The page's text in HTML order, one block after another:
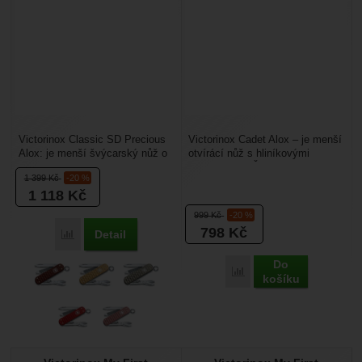
1 399Kč -20 %
1 118 Kč
Přidat 'Victorinox Classic SD Precious Alox' k porovnání
Detail
Victorinox Classic SD Precious
Alox: je menší švýcarský nůž o
velikosti 58 mm s zajímavým
designem. Je...
999Kč -20 %
798 Kč
Přidat 'Victorinox
Do
košíku
Victorinox Cadet Alox – je menší
otvírácí nůž s hliníkovými